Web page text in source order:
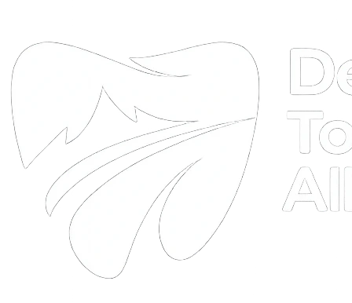
DTAOnline